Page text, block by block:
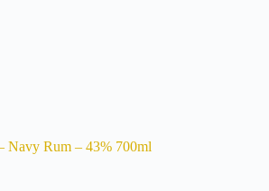
Navy Rum – 43% 700ml